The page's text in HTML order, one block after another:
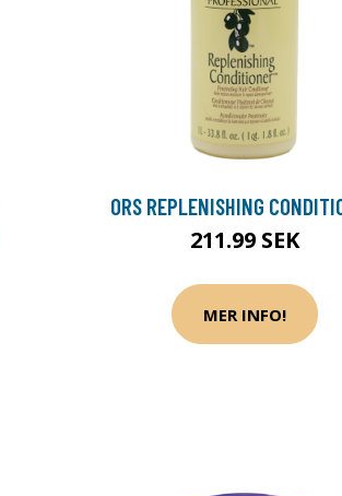
ORS REPLENISHING
211.99 SEK
MER INFO!